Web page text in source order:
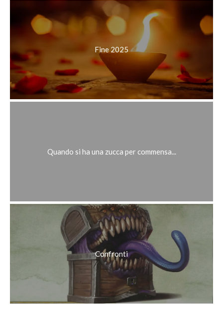
Fine 2025
Quando si ha una zucca per commensa...
Confronti